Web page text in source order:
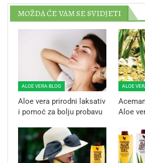
MOŽDA ĆE VAM SE SVIDJETI
ALOE VERA BLOG
Aloe vera prirodni laksativ
i pomoć za bolju probavu
ALOE
Aloe